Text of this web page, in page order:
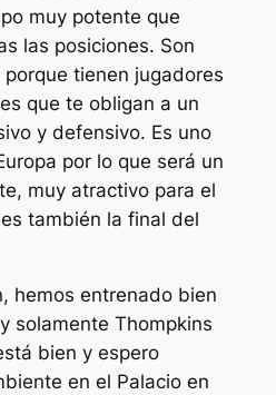
muy potente que
las posiciones. Son
tienen jugadores
que te obligan a un
y defensivo. Es uno
por lo que será un
muy atractivo para el
también la final del
hemos entrenado bien
solamente Thompkins
bien y espero
en el Palacio en